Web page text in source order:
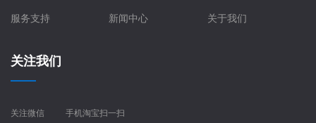
服务支持 新闻中心 关于我们
关注我们
关注微信 手机淘宝扫一扫